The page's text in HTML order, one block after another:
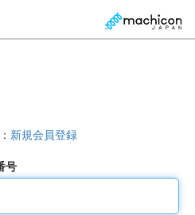
新規会員登録
号